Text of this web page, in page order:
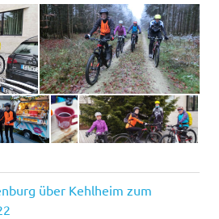
über Kehlheim zum